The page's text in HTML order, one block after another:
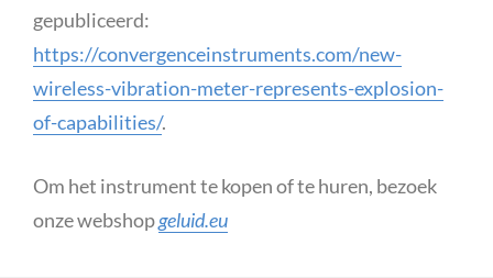
gepubliceerd:
https://convergenceinstruments.com/new-
wireless-vibration-meter-represents-explosion-
of-capabilities/.
Om het instrument te kopen of te huren, bezoek
onze webshopgeluid.eu